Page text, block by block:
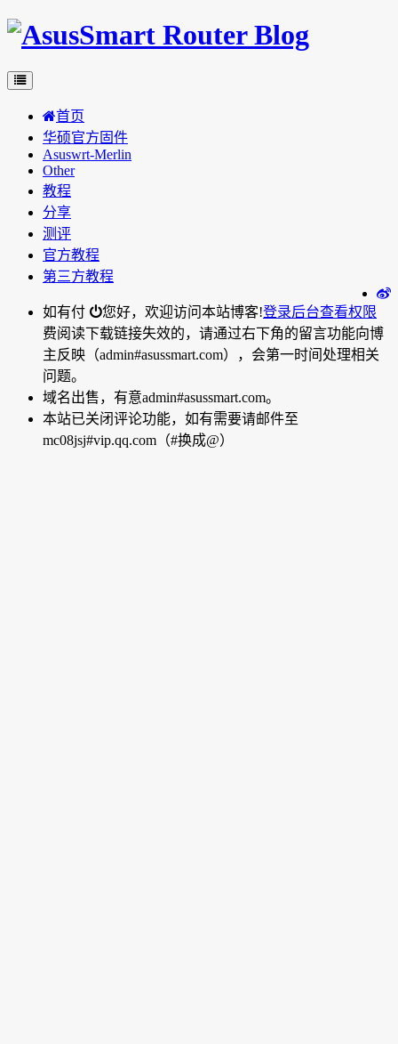
首页
华硕官方固件
Asuswrt-Merlin
Other
教程
分享
测评
官方教程
第三方教程
您好，欢迎访问本站博客!登录后台查看权限
如有付
费阅读下载链接失效的，请通过右下角的留言功能向博
主反映（admin#asussmart.com），会第一时间处理相关
问题。
域名出售，有意admin#asussmart.com。
本站已关闭评论功能，如有需要请邮件至
mc08jsj#vip.qq.com（#换成@）